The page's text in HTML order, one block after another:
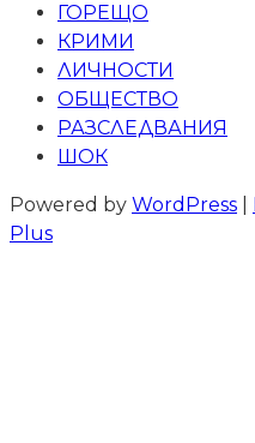
ГОРЕЩО
КРИМИ
ЛИЧНОСТИ
ОБЩЕСТВО
РАЗСЛЕДВАНИЯ
ШОК
Powered by WordPress
Plus